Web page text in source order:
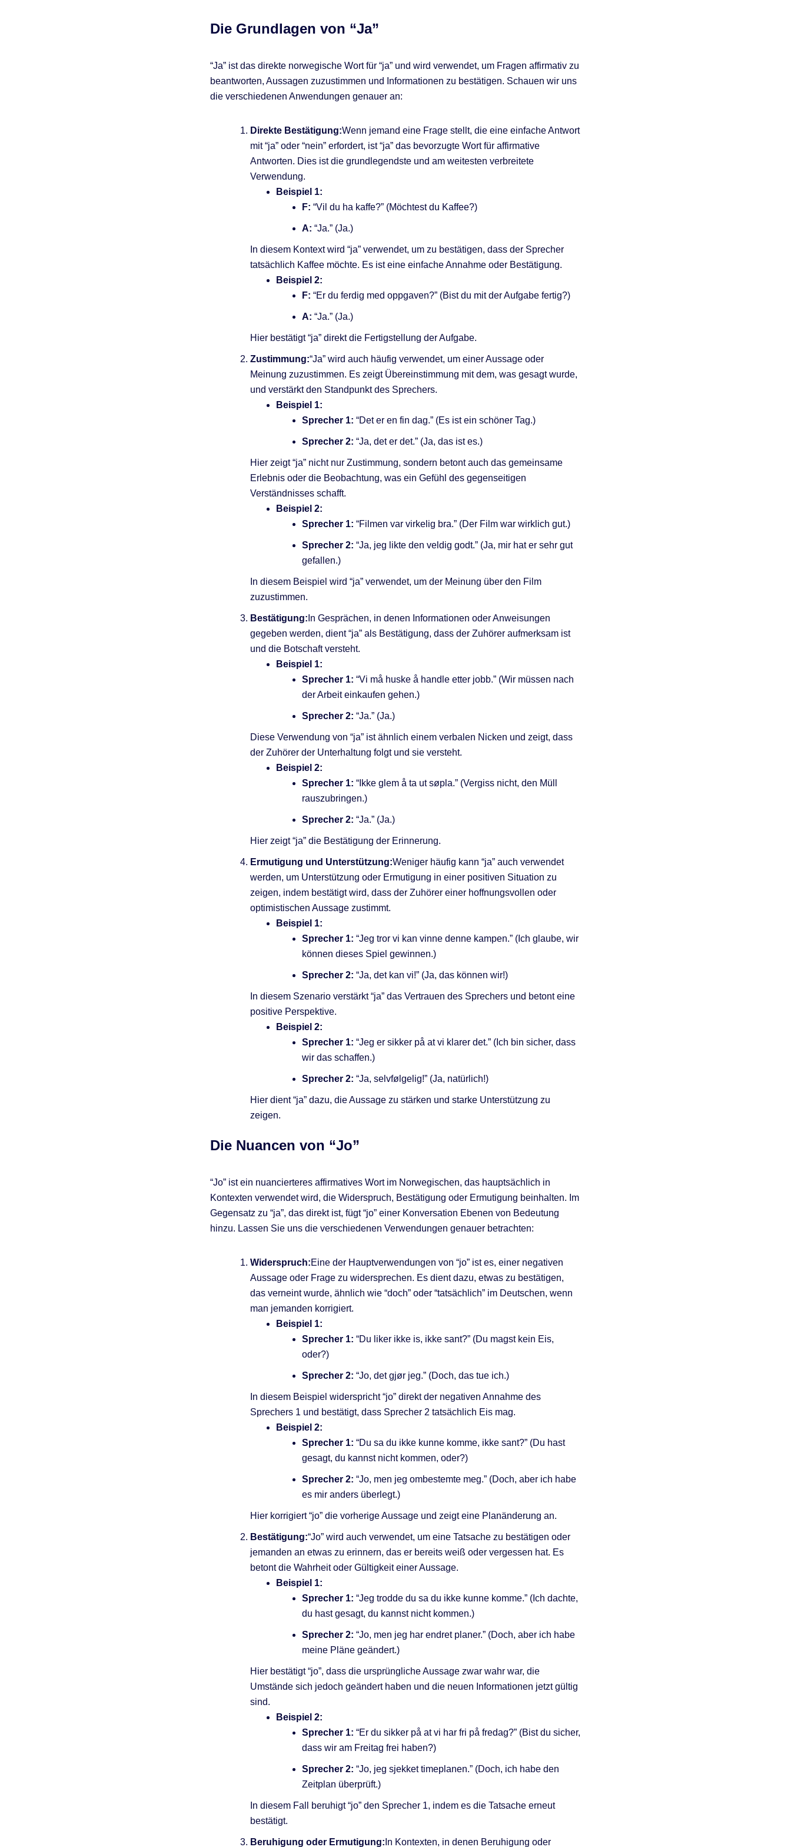
Die Grundlagen von “Ja”
“Ja” ist das direkte norwegische Wort für “ja” und wird verwendet, um Fragen affirmativ zu
beantworten, Aussagen zuzustimmen und Informationen zu bestätigen. Schauen wir uns
die verschiedenen Anwendungen genauer an:
Direkte Bestätigung:Wenn jemand eine Frage stellt, die eine einfache Antwort
mit “ja” oder “nein” erfordert, ist “ja” das bevorzugte Wort für affirmative
Antworten. Dies ist die grundlegendste und am weitesten verbreitete
Verwendung.
Beispiel 1:
F: “Vil du ha kaffe?” (Möchtest du Kaffee?)
A: “Ja.” (Ja.)
In diesem Kontext wird “ja” verwendet, um zu bestätigen, dass der Sprecher
tatsächlich Kaffee möchte. Es ist eine einfache Annahme oder Bestätigung.
Beispiel 2:
F: “Er du ferdig med oppgaven?” (Bist du mit der Aufgabe fertig?)
A: “Ja.” (Ja.)
Hier bestätigt “ja” direkt die Fertigstellung der Aufgabe.
Zustimmung:“Ja” wird auch häufig verwendet, um einer Aussage oder
Meinung zuzustimmen. Es zeigt Übereinstimmung mit dem, was gesagt wurde,
und verstärkt den Standpunkt des Sprechers.
Beispiel 1:
Sprecher 1: “Det er en fin dag.” (Es ist ein schöner Tag.)
Sprecher 2: “Ja, det er det.” (Ja, das ist es.)
Hier zeigt “ja” nicht nur Zustimmung, sondern betont auch das gemeinsame
Erlebnis oder die Beobachtung, was ein Gefühl des gegenseitigen
Verständnisses schafft.
Beispiel 2:
Sprecher 1: “Filmen var virkelig bra.” (Der Film war wirklich gut.)
Sprecher 2: “Ja, jeg likte den veldig godt.” (Ja, mir hat er sehr gut
gefallen.)
In diesem Beispiel wird “ja” verwendet, um der Meinung über den Film
zuzustimmen.
Bestätigung: In Gesprächen, in denen Informationen oder Anweisungen
gegeben werden, dient “ja” als Bestätigung, dass der Zuhörer aufmerksam ist
und die Botschaft versteht.
Beispiel 1:
Sprecher 1: “Vi må huske å handle etter jobb.” (Wir müssen nach
der Arbeit einkaufen gehen.)
Sprecher 2: “Ja.” (Ja.)
Diese Verwendung von “ja” ist ähnlich einem verbalen Nicken und zeigt, dass
der Zuhörer der Unterhaltung folgt und sie versteht.
Beispiel 2:
Sprecher 1: “Ikke glem å ta ut søpla.” (Vergiss nicht, den Müll
rauszubringen.)
Sprecher 2: “Ja.” (Ja.)
Hier zeigt “ja” die Bestätigung der Erinnerung.
Ermutigung und Unterstützung:Weniger häufig kann “ja” auch verwendet
werden, um Unterstützung oder Ermutigung in einer positiven Situation zu
zeigen, indem bestätigt wird, dass der Zuhörer einer hoffnungsvollen oder
optimistischen Aussage zustimmt.
Beispiel 1:
Sprecher 1: “Jeg tror vi kan vinne denne kampen.” (Ich glaube, wir
können dieses Spiel gewinnen.)
Sprecher 2: “Ja, det kan vi!” (Ja, das können wir!)
In diesem Szenario verstärkt “ja” das Vertrauen des Sprechers und betont eine
positive Perspektive.
Beispiel 2:
Sprecher 1: “Jeg er sikker på at vi klarer det.” (Ich bin sicher, dass
wir das schaffen.)
Sprecher 2: “Ja, selvfølgelig!” (Ja, natürlich!)
Hier dient “ja” dazu, die Aussage zu stärken und starke Unterstützung zu
zeigen.
Die Nuancen von “Jo”
“Jo” ist ein nuancierteres affirmatives Wort im Norwegischen, das hauptsächlich in
Kontexten verwendet wird, die Widerspruch, Bestätigung oder Ermutigung beinhalten. Im
Gegensatz zu “ja”, das direkt ist, fügt “jo” einer Konversation Ebenen von Bedeutung
hinzu. Lassen Sie uns die verschiedenen Verwendungen genauer betrachten:
Widerspruch:Eine der Hauptverwendungen von “jo” ist es, einer negativen
Aussage oder Frage zu widersprechen. Es dient dazu, etwas zu bestätigen,
das verneint wurde, ähnlich wie “doch” oder “tatsächlich” im Deutschen, wenn
man jemanden korrigiert.
Beispiel 1:
Sprecher 1: “Du liker ikke is, ikke sant?” (Du magst kein Eis,
oder?)
Sprecher 2: “Jo, det gjør jeg.” (Doch, das tue ich.)
In diesem Beispiel widerspricht “jo” direkt der negativen Annahme des
Sprechers 1 und bestätigt, dass Sprecher 2 tatsächlich Eis mag.
Beispiel 2:
Sprecher 1: “Du sa du ikke kunne komme, ikke sant?” (Du hast
gesagt, du kannst nicht kommen, oder?)
Sprecher 2: “Jo, men jeg ombestemte meg.” (Doch, aber ich habe
es mir anders überlegt.)
Hier korrigiert “jo” die vorherige Aussage und zeigt eine Planänderung an.
Bestätigung:“Jo” wird auch verwendet, um eine Tatsache zu bestätigen oder
jemanden an etwas zu erinnern, das er bereits weiß oder vergessen hat. Es
betont die Wahrheit oder Gültigkeit einer Aussage.
Beispiel 1:
Sprecher 1: “Jeg trodde du sa du ikke kunne komme.” (Ich dachte,
du hast gesagt, du kannst nicht kommen.)
Sprecher 2: “Jo, men jeg har endret planer.” (Doch, aber ich habe
meine Pläne geändert.)
Hier bestätigt “jo”, dass die ursprüngliche Aussage zwar wahr war, die
Umstände sich jedoch geändert haben und die neuen Informationen jetzt gültig
sind.
Beispiel 2:
Sprecher 1: “Er du sikker på at vi har fri på fredag?” (Bist du sicher,
dass wir am Freitag frei haben?)
Sprecher 2: “Jo, jeg sjekket timeplanen.” (Doch, ich habe den
Zeitplan überprüft.)
In diesem Fall beruhigt “jo” den Sprecher 1, indem es die Tatsache erneut
bestätigt.
Beruhigung oder Ermutigung: In Kontexten, in denen Beruhigung oder